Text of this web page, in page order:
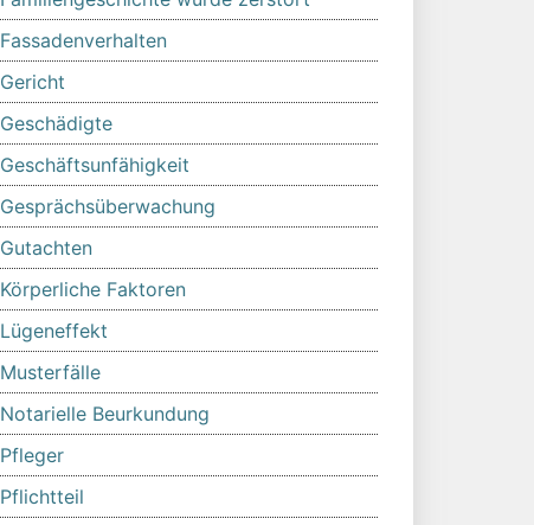
Fassadenverhalten
Gericht
Geschädigte
Geschäftsunfähigkeit
Gesprächsüberwachung
Gutachten
Körperliche Faktoren
Lügeneffekt
Musterfälle
Notarielle Beurkundung
Pfleger
Pflichtteil